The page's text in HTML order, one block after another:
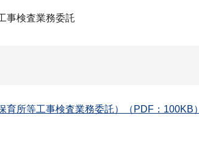
事検査業務委託
育所等工事検査業務委託）（PDF：100KB）